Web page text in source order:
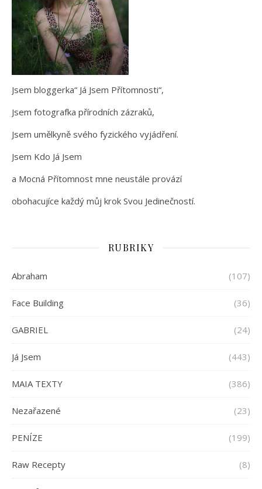
Jsem bloggerka“ Já Jsem Přítomnosti“,
Jsem fotografka přírodních zázraků,
Jsem umělkyně svého fyzického vyjádření.
Jsem Kdo Já Jsem
a Mocná Přítomnost mne neustále provází
obohacujíce každý můj krok Svou Jedinečností.
RUBRIKY
Abraham (107)
Face Building (36)
GABRIEL (24)
Já Jsem (443)
MAIA TEXTY (386)
Nezařazené (23)
PENÍZE (199)
Raw Recepty (8)